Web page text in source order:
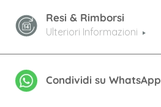
Resi & Rimborsi
Ulteriori Informazioni
Condividi su WhatsApp